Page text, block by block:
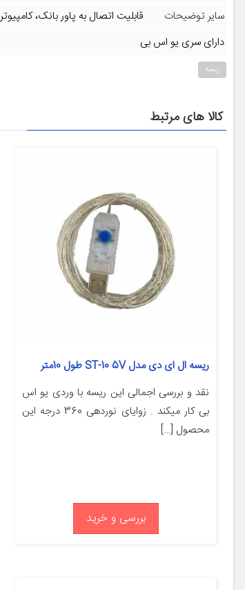
سایر توضیحات
قابلیت اتصال به پاور بانک،
دارای سری یو اس بی
ریسه
کالا های مرتبط
ریسه ال ای دی مدل ST-10 5V طول 10متر
نقد و بررسی اجمالی این ریسه با وردی یو اس
بی کار میکند . زوایای نوردهی 360 درجه این
محصول […]
بررسی و خرید